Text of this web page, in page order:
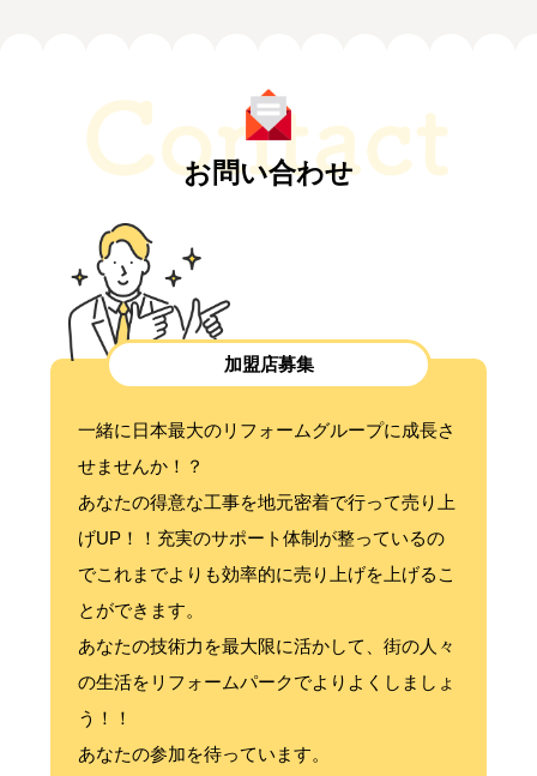
お問い合わせ
加盟店募集
一緒に日本最大のリフォームグループに成長さ
せませんか！？
あなたの得意な工事を地元密着で行って売り上
げUP！！充実のサポート体制が整っているの
でこれまでよりも効率的に売り上げを上げるこ
とができます。
あなたの技術力を最大限に活かして、街の人々
の生活をリフォームパークでよりよくしましょ
う！！
あなたの参加を待っています。